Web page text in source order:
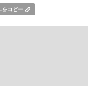
をコピー